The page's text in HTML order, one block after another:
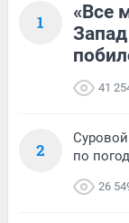
1
«Все
41
2
по
26